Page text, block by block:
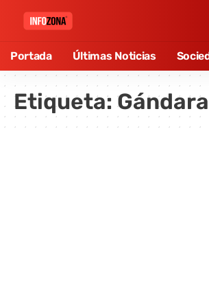
Portada Últimas Noticias
Etiqueta: Gándara